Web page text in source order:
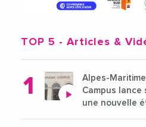
TOP 5 - Articles &
Alpes-
Campus lance
une nouvelle